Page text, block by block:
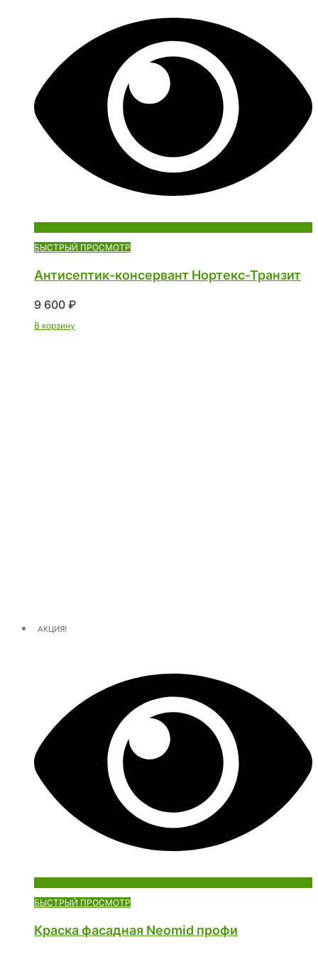
БЫСТРЫЙ ПРОСМОТР
Антисептик-консервант Нортекс-Транзит
9 600 ₽
В корзину
АКЦИЯ!
БЫСТРЫЙ ПРОСМОТР
Краска фасадная Neomid профи